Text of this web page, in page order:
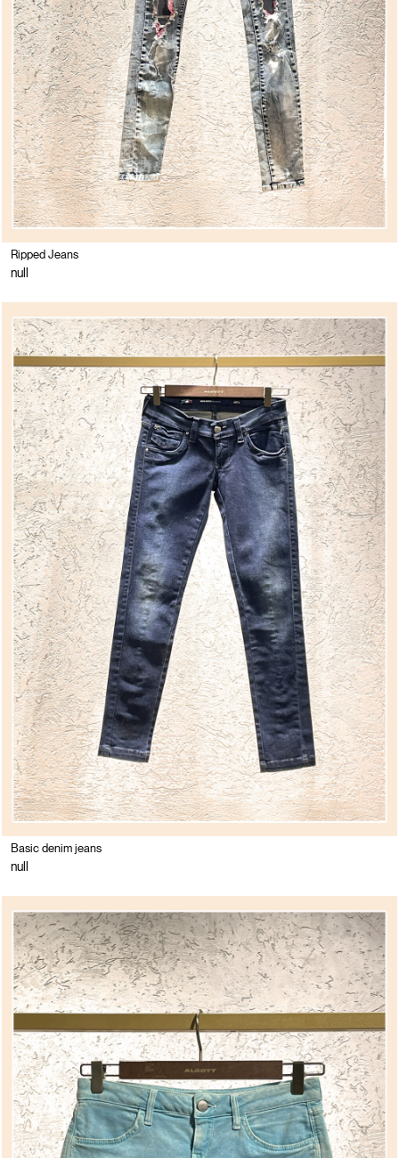
Ripped Jeans
null
Basic denim jeans
null